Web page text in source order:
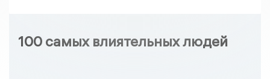
100 самых влиятельных людей